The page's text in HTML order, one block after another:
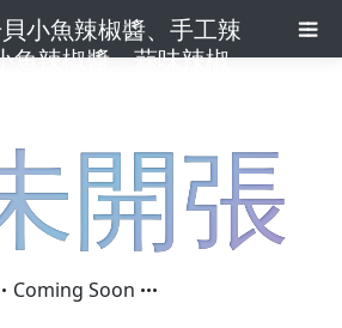
小魚辣椒醬、手工辣
魚辣椒醬、蒜味辣椒
開張
Coming Soon